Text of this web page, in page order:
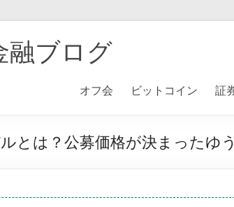
融ブログ
オフ会 ビットコイン 証
とは？公募価格が決まったゆ